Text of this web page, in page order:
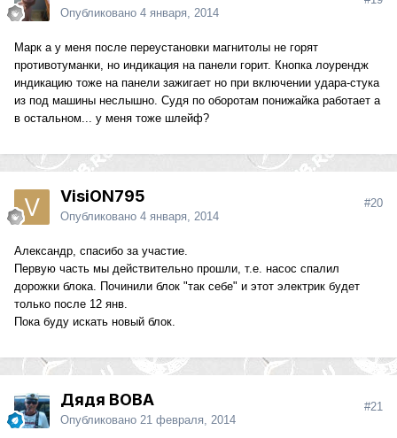
Опубликовано 4 января, 2014
Марк а у меня после переустановки магнитолы не горят
противотуманки, но индикация на панели горит. Кнопка лоурендж
индикацию тоже на панели зажигает но при включении удара-стука
из под машины неслышно. Судя по оборотам понижайка работает а
в остальном... у меня тоже шлейф?
VisiON795
Опубликовано 4 января, 2014
#20
Александр, спасибо за участие.
Первую часть мы действительно прошли, т.е. насос спалил
дорожки блока. Починили блок "так себе" и этот электрик будет
только после 12 янв.
Пока буду искать новый блок.
Дядя ВОВА
Опубликовано 21 февраля, 2014
#21